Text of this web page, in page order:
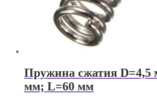
Пружина сжатия D=4,5
мм; L=60 мм